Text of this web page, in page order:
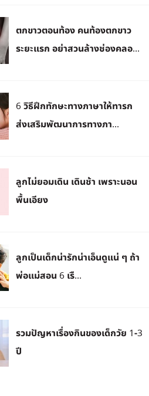
ตกขาวตอนท้อง คนท้องตกขาว
ระยะแรก อย่าสวนล้างช่องคลอ...
6 วิธีฝึกทักษะทางภาษาให้ทารก
ส่งเสริมพัฒนาการทางภา...
ลูกไม่ยอมเดิน เดินช้า เพราะนอน
พื้นเอียง
ลูกเป็นเด็กน่ารักน่าเอ็นดูแน่ ๆ ถ้า
พ่อแม่สอน 6 เรื...
รวมปัญหาเรื่องกินของเด็กวัย 1-3
ปี